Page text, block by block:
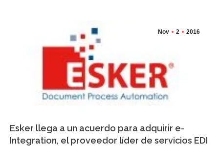
Nov 2 2016
Esker llega a un acuerdo para adquirir e-
Integration, el proveedor líder de servicios EDI